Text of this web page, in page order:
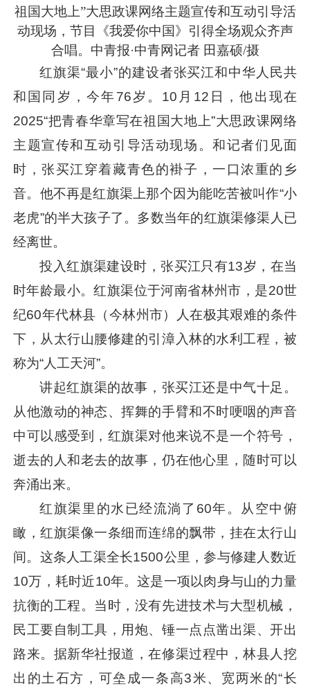
祖国大地上”大思政课网络主题宣传和互动引导活
动现场，节目《我爱你中国》引得全场观众齐声
合唱。中青报·中青网记者 田嘉硕/摄
红旗渠“最小”的建设者张买江和中华人民共
和国同岁，今年76岁。10月12日，他出现在
2025“把青春华章写在祖国大地上”大思政课网络
主题宣传和互动引导活动现场。和记者们见面
时，张买江穿着藏青色的褂子，一口浓重的乡
音。他不再是红旗渠上那个因为能吃苦被叫作“小
老虎”的半大孩子了。多数当年的红旗渠修渠人已
经离世。
投入红旗渠建设时，张买江只有13岁，在当
时年龄最小。红旗渠位于河南省林州市，是20世
纪60年代林县（今林州市）人在极其艰难的条件
下，从太行山腰修建的引漳入林的水利工程，被
称为“人工天河”。
讲起红旗渠的故事，张买江还是中气十足。
从他激动的神态、挥舞的手臂和不时哽咽的声音
中可以感受到，红旗渠对他来说不是一个符号，
逝去的人和老去的故事，仍在他心里，随时可以
奔涌出来。
红旗渠里的水已经流淌了60年。从空中俯
瞰，红旗渠像一条细而连绵的飘带，挂在太行山
间。这条人工渠全长1500公里，参与修建人数近
10万，耗时近10年。这是一项以肉身与山的力量
抗衡的工程。当时，没有先进技术与大型机械，
民工要自制工具，用炮、锤一点点凿出渠、开出
路来。据新华社报道，在修渠过程中，林县人挖
出的土石方，可垒成一条高3米、宽两米的“长